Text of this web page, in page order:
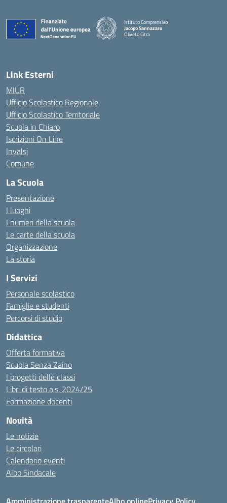
Istituto Comprensivo
Jacopo Sannazaro
Oliveto Citra
Link Esterni
MIUR
Ufficio Scolastico Regionale
Ufficio Scolastico Territoriale
Scuola in Chiaro
Iscrizioni On Line
Invalsi
Comune
La Scuola
Presentazione
I luoghi
I numeri della scuola
Le carte della scuola
Organizzazione
La storia
I Servizi
Personale scolastico
Famiglie e studenti
Percorsi di studio
Didattica
Offerta formativa
Scuola Senza Zaino
I progetti delle classi
Libri di testo a.s. 2024/25
Formazione docenti
Novità
Le notizie
Le circolari
Calendario eventi
Albo Sindacale